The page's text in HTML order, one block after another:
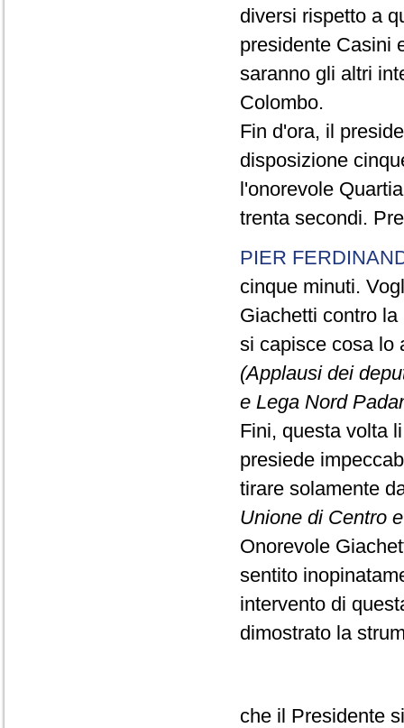
diversi rispetto a
presidente Casini
saranno gli altri
Colombo.
Fin d'ora, il
disposizione
l'onorevole
trenta secondi.
PIER
cinque minuti.
Giachetti contro
si capisce cosa lo
(Applausi dei
e Lega Nord
Fini, questa volta
presiede
tirare solamente
Unione di Centro
Onorevole
sentito
intervento di
dimostrato la
che il Presidente